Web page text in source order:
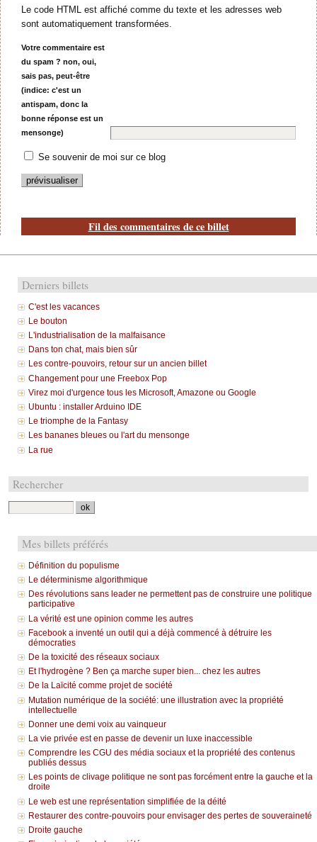
Le code HTML est affiché comme du texte et les adresses web
sont automatiquement transformées.
Votre commentaire est
du spam ? non, oui,
sais pas, peut-être
(indice: c'est un
antispam, donc la
bonne réponse est un
mensonge)
Se souvenir de moi sur ce blog
Fil des commentaires de ce billet
Derniers billets
C'est les vacances
Le bouton
L'industrialisation de la malfaisance
Dans ton chat, mais bien sûr
Les contre-pouvoirs, retour sur un ancien billet
Changement pour une Freebox Pop
Virez moi d'urgence tous les Microsoft, Amazone ou Google
Ubuntu : installer Arduino IDE
Le triomphe de la Fantasy
Les bananes bleues ou l'art du mensonge
La rue
Rechercher
Mes billets préférés
Définition du populisme
Le déterminisme algorithmique
Des révolutions sans leader ne permettent pas de construire une politique
participative
La vérité est une opinion comme les autres
Facebook a inventé un outil qui a déjà commencé à détruire les
démocraties
De la toxicité des réseaux sociaux
Et l'hydrogène ? Ben ça marche super bien... chez les autres
De la Laïcité comme projet de société
Mutation numérique de la société: une illustration avec la propriété
intellectuelle
Donner une demi voix au vainqueur
La vie privée est en passe de devenir un luxe inaccessible
Comprendre les CGU des média sociaux et la propriété des contenus
publiés dessus
Les points de clivage politique ne sont pas forcément entre la gauche et la
droite
Le web est une représentation simplifiée de la déité
Restaurer des contre-pouvoirs pour envisager des pertes de souveraineté
Droite gauche